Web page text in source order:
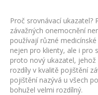
Proč srovnávací
závažných onemocnění
používají různé
nejen pro klienty, ale i pro
proto nový ukazatel,
rozdíly v kvalitě pojištění
pojištění nazývá u všech
bohužel velmi rozdílný.